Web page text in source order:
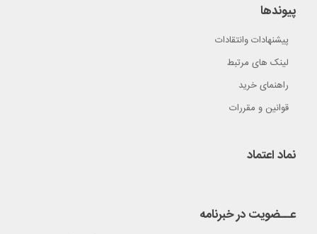
پیوندها
پیشنهادات وانتقادات
لینک های مرتبط
راهنمای خرید
قوانین و مقررات
نماد اعتماد
عــضویت در خبرنامه